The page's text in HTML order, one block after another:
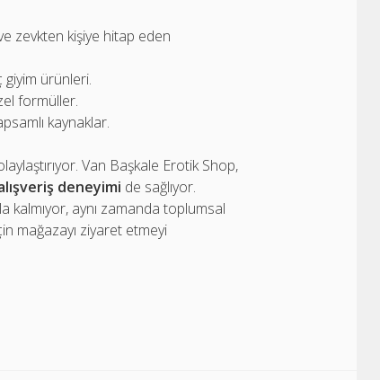
zevkten kişiye hitap eden
giyim ürünleri.
formüller.
kaynaklar.
Van Başkale Erotik Shop,
deneyimi de sağlıyor.
kalmıyor, aynı zamanda toplumsal
mağazayı ziyaret etmeyi